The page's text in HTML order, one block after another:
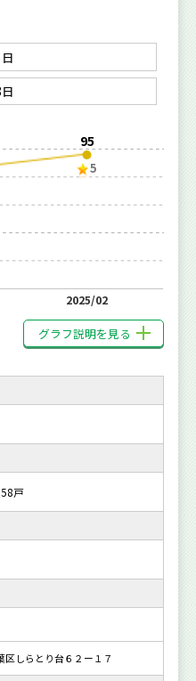
95
5
2025/02
グラフ説明を見る
戸
区しらとり台６２ー１７